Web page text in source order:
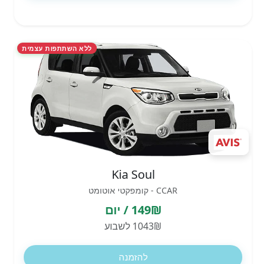
ללא השתתפות עצמית
Kia Soul
CCAR - קומפקטי אוטומט
149₪ / יום
1043₪ לשבוע
להזמנה